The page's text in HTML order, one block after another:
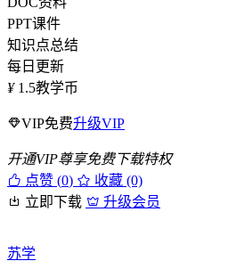
PPT课件
知识点总结
每日更新
¥ 1.5教学币
VIP免费升级VIP
开通VIP尊享免费下载特权
点赞 (0)
收藏 (0)
立即下载
升级会员
苏学